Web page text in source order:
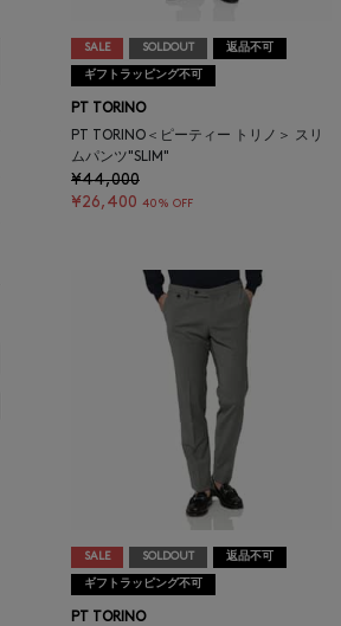
SALE SOLDOUT 返品不可
ギフトラッピング不可
PT TORINO
PT TORINO＜ピーティー トリノ＞ スリ
ムパンツ"SLIM"
¥44,000
¥26,400 40% OFF
SALE SOLDOUT 返品不可
ギフトラッピング不可
PT TORINO